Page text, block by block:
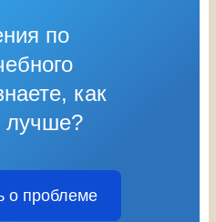
по
как
лучше?
о проблеме